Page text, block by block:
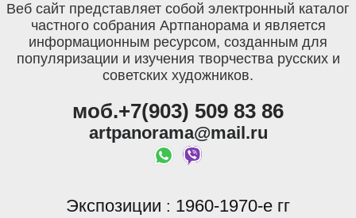
Веб сайт представляет собой электронный каталог
частного собрания Артпанорама и является
информационным ресурсом, созданным для
популяризации и изучения творчества русских и
советских художников.
моб.+7(903) 509 83 86
artpanorama@mail.ru
Экспозиции : 1960-1970-е гг